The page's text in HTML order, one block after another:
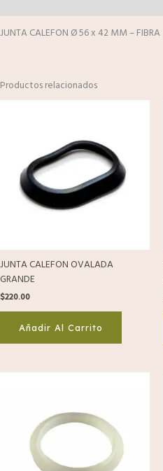
JUNTA CALEFON Ø 56 x 42 MM – FIBRA
Productos relacionados
JUNTA CALEFON OVALADA
GRANDE
$220.00
Añadir Al Carrito